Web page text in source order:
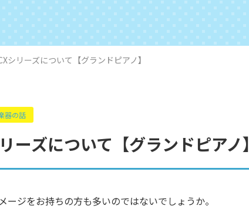
シリーズについて【グランドピアノ】
器の話
ーズについて【グランドピアノ】
ージをお持ちの方も多いのではないでしょうか。